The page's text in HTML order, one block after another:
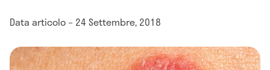
Data articolo – 24 Settembre, 2018